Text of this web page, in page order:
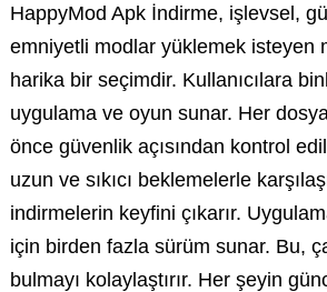
HappyMod Apk İndirme, işlevsel,
emniyetli modlar yüklemek isteyen
harika bir seçimdir. Kullanıcılara
uygulama ve oyun sunar. Her
önce güvenlik açısından kontrol
uzun ve sıkıcı beklemelerle
indirmelerin keyfini çıkarır.
için birden fazla sürüm sunar. Bu,
bulmayı kolaylaştırır. Her şeyin